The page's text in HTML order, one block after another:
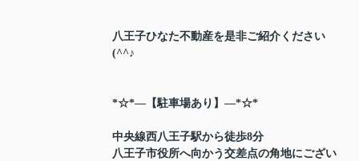
八王子ひなた不動産を是非ご紹介ください
(^^♪
*☆*―【駐車場あり】―*☆*
中央線西八王子駅から徒歩8分
八王子市役所へ向かう交差点の角地にござい